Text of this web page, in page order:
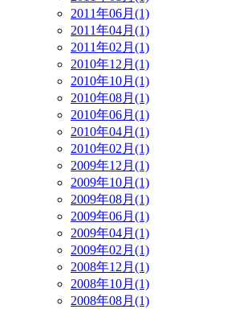
2011年06月(1)
2011年04月(1)
2011年02月(1)
2010年12月(1)
2010年10月(1)
2010年08月(1)
2010年06月(1)
2010年04月(1)
2010年02月(1)
2009年12月(1)
2009年10月(1)
2009年08月(1)
2009年06月(1)
2009年04月(1)
2009年02月(1)
2008年12月(1)
2008年10月(1)
2008年08月(1)